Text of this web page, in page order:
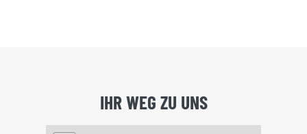
IHR WEG ZU UNS